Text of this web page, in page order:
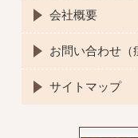
会社概要
お問い合わせ（
サイトマップ